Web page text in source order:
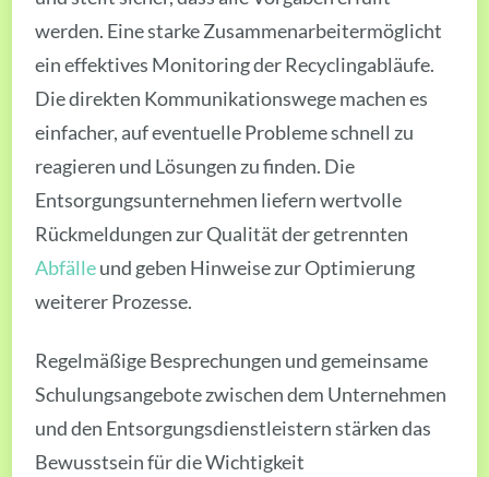
werden. Eine starke Zusammenarbeitermöglicht
ein effektives Monitoring der Recyclingabläufe.
Die direkten Kommunikationswege machen es
einfacher, auf eventuelle Probleme schnell zu
reagieren und Lösungen zu finden. Die
Entsorgungsunternehmen liefern wertvolle
Rückmeldungen zur Qualität der getrennten
Abfälleund geben Hinweise zur Optimierung
weiterer Prozesse.
Regelmäßige Besprechungen und gemeinsame
Schulungsangebote zwischen dem Unternehmen
und den Entsorgungsdienstleistern stärken das
Bewusstsein für die Wichtigkeit